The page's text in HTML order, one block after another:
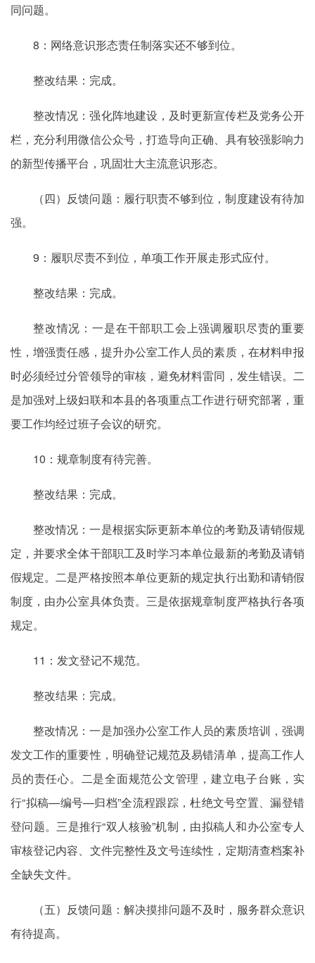
同问题。
8：网络意识形态责任制落实还不够到位。
整改结果：完成。
整改情况：强化阵地建设，及时更新宣传栏及党务公开
栏，充分利用微信公众号，打造导向正确、具有较强影响力
的新型传播平台，巩固壮大主流意识形态。
（四）反馈问题：履行职责不够到位，制度建设有待加
强。
9：履职尽责不到位，单项工作开展走形式应付。
整改结果：完成。
整改情况：一是在干部职工会上强调履职尽责的重要
性，增强责任感，提升办公室工作人员的素质，在材料申报
时必须经过分管领导的审核，避免材料雷同，发生错误。二
是加强对上级妇联和本县的各项重点工作进行研究部署，重
要工作均经过班子会议的研究。
10：规章制度有待完善。
整改结果：完成。
整改情况：一是根据实际更新本单位的考勤及请销假规
定，并要求全体干部职工及时学习本单位最新的考勤及请销
假规定。二是严格按照本单位更新的规定执行出勤和请销假
制度，由办公室具体负责。三是依据规章制度严格执行各项
规定。
11：发文登记不规范。
整改结果：完成。
整改情况：一是加强办公室工作人员的素质培训，强调
发文工作的重要性，明确登记规范及易错清单，提高工作人
员的责任心。二是全面规范公文管理，建立电子台账，实
行“拟稿—编号—归档”全流程跟踪，杜绝文号空置、漏登错
登问题。三是推行“双人核验”机制，由拟稿人和办公室专人
审核登记内容、文件完整性及文号连续性，定期清查档案补
全缺失文件。
（五）反馈问题：解决摸排问题不及时，服务群众意识
有待提高。